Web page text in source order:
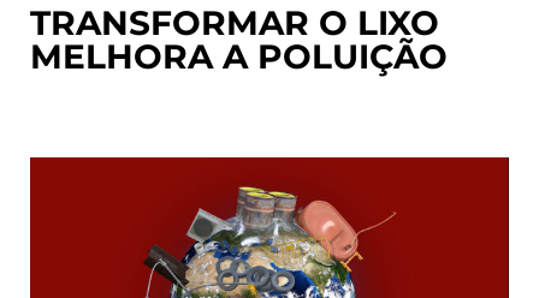
TRANSFORMAR O LIXO
MELHORA A POLUIÇÃO